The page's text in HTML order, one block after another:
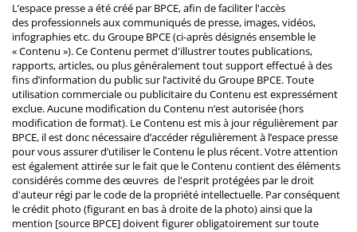
L’espace presse a été créé par BPCE, afin de faciliter l'accès
des professionnels aux communiqués de presse, images, vidéos,
infographies etc. du Groupe BPCE (ci-après désignés ensemble le
« Contenu »). Ce Contenu permet d'illustrer toutes publications,
rapports, articles, ou plus généralement tout support effectué à des
fins d’information du public sur l’activité du Groupe BPCE. Toute
utilisation commerciale ou publicitaire du Contenu est expressément
exclue. Aucune modification du Contenu n’est autorisée (hors
modification de format). Le Contenu est mis à jour régulièrement par
BPCE, il est donc nécessaire d’accéder régulièrement à l’espace presse
pour vous assurer d’utiliser le Contenu le plus récent. Votre attention
est également attirée sur le fait que le Contenu contient des éléments
considérés comme des œuvres de l'esprit protégées par le droit
d'auteur régi par le code de la propriété intellectuelle. Par conséquent
le crédit photo (figurant en bas à droite de la photo) ainsi que la
mention [source BPCE] doivent figurer obligatoirement sur toute